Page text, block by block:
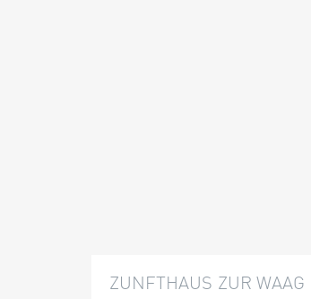
ZUNFTHAUS ZUR WAAG